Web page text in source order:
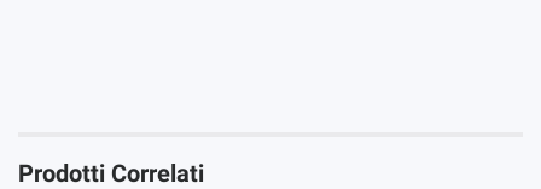
Prodotti Correlati